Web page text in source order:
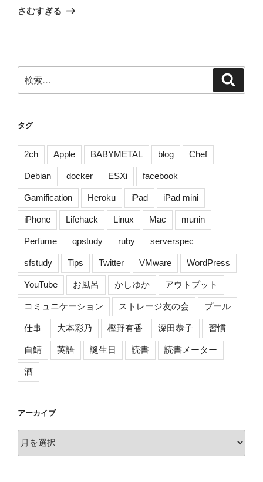
ゲ
ン
の
さむすぎる
索:
タグ
2ch Apple BABYMETAL blog Chef
Debian docker ESXi facebook
Gamification Heroku iPad iPad mini
iPhone Lifehack Linux Mac munin
Perfume qpstudy ruby serverspec
sfstudy Tips Twitter VMware WordPress
YouTube お風呂 かしゆか アウトプット
コミュニケーション ストレージ友の会 プール
仕事 大本彩乃 樫野有香 深田恭子 習慣
自鯖 英語 誕生日 読書 読書メーター
酒
アーカイブ
ー